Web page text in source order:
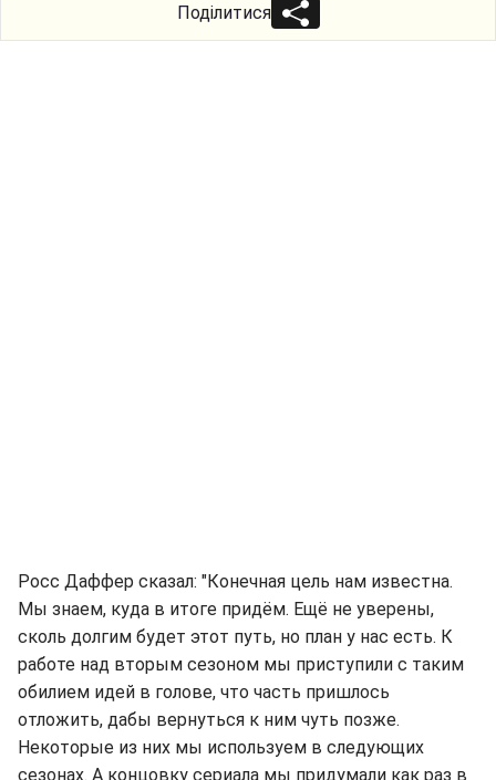
Поділитися
Росс Даффер сказал: "Конечная цель нам известна.
Мы знаем, куда в итоге придём. Ещё не уверены,
сколь долгим будет этот путь, но план у нас есть. К
работе над вторым сезоном мы приступили с таким
обилием идей в голове, что часть пришлось
отложить, дабы вернуться к ним чуть позже.
Некоторые из них мы используем в следующих
сезонах. А концовку сериала мы придумали как раз в